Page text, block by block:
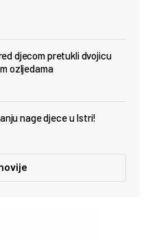
djecom pretukli dvojicu
ozljedama
nage djece u Istri!